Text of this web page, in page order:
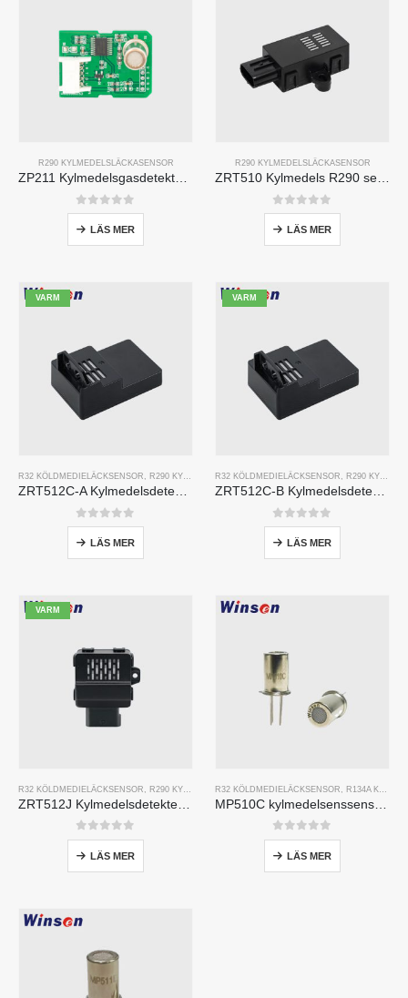
R290 KYLMEDELSLÄCKASENSOR
ZP211 Kylmedelsgasdetekteringsmodul-Högkänslighetssensor för kylmedelsläckedetektering
0av 5
LÄS MER
R290 KYLMEDELSLÄCKASENSOR
ZRT510 Kylmedels R290 sensormodul-Högpresterande NDIR-kylmedelssensor
0av 5
LÄS MER
VARM
R32 KÖLDMEDIELÄCKSENSOR , R290 KYLMEDELSLÄCKASENSOR ,R454B
ZRT512C-A Kylmedelsdetekteringsmodul | NDIR -gassensor för R32, R454B, R290 | Bred spänning strömförsörjning
0av 5
LÄS MER
VARM
R32 KÖLDMEDIELÄCKSENSOR , R290 KYLMEDELSLÄCKASENSOR
ZRT512C-B Kylmedelsdetekteringsmodul | Lågspänning NDIR -gassensor för R32, R454B, R290
0av 5
LÄS MER
VARM
R32 KÖLDMEDIELÄCKSENSOR R290 KYLMEDELSLÄCKASENSOR ,R454B
0av 5
LÄS MER
R32 KÖLDMEDIELÄCKSENSOR R134A KYLMEDELSLÄCKASENSOR
0av 5
LÄS MER